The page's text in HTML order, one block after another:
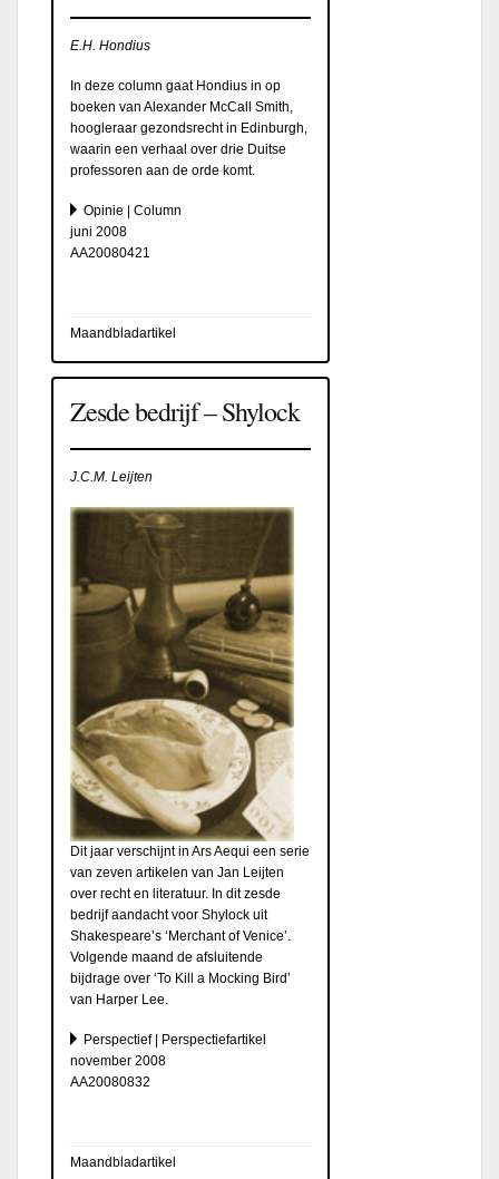
E.H. Hondius
In deze column gaat Hondius in op
boeken van Alexander McCall Smith,
hoogleraar gezondsrecht in Edinburgh,
waarin een verhaal over drie Duitse
professoren aan de orde komt.
Opinie | Column
juni 2008
AA20080421
Maandbladartikel
Zesde bedrijf – Shylock
J.C.M. Leijten
Dit jaar verschijnt in Ars Aequi een serie
van zeven artikelen van Jan Leijten
over recht en literatuur. In dit zesde
bedrijf aandacht voor Shylock uit
Shakespeare’s ‘Merchant of Venice’.
Volgende maand de afsluitende
bijdrage over ‘To Kill a Mocking Bird’
van Harper Lee.
Perspectief | Perspectiefartikel
november 2008
AA20080832
Maandbladartikel